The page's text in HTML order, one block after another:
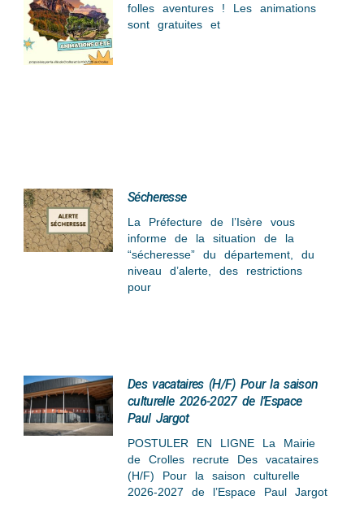
folles aventures ! Les animations
sont gratuites et
Sécheresse
La Préfecture de l’Isère vous
informe de la situation de la
“sécheresse” du département, du
niveau d’alerte, des restrictions
pour
Des vacataires (H/F) Pour la saison
culturelle 2026-2027 de l’Espace
Paul Jargot
POSTULER EN LIGNE La Mairie
de Crolles recrute Des vacataires
(H/F) Pour la saison culturelle
2026-2027 de l’Espace Paul Jargot